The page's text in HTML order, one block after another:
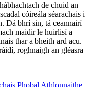
de chuid an
cóireála séarachais i
Dá bhrí sin, tá ceannairí
maidir le huirlisí a
thar a bheith ard acu.
roghnaigh an gléasra